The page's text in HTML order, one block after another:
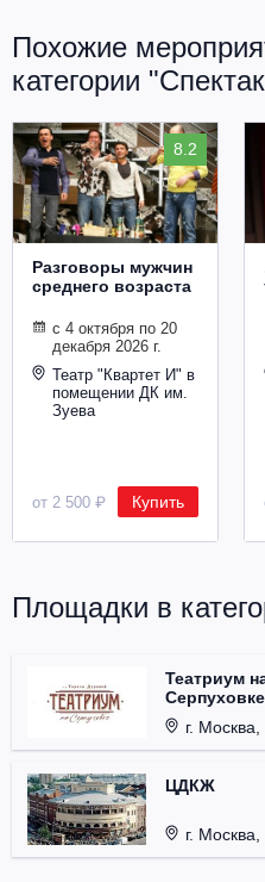
Похожие
категории
8.2
Разговоры мужчин
среднего возраста
с 4 октября по 20
декабря 2026 г.
Театр "Квартет И" в
помещении ДК им.
Зуева
от 2 500 ₽ Купить
Площадки в
Театриум
Дуровой
г. Москва, ул.
ЦДКЖ
г. Москва,